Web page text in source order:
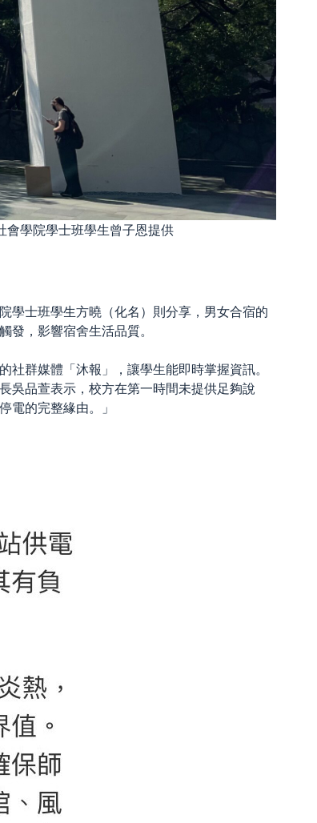
學院學士班學生曾子恩提供
學士班學生方曉（化名）則分享，男女合宿的
，影響宿舍生活品質。
群媒體「沐報」，讓學生能即時掌握資訊。
吳品萱表示，校方在第一時間未提供足夠說
電的完整緣由。」